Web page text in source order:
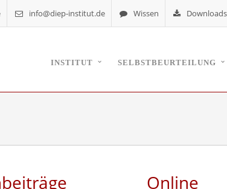
info@diep-institut.de Wissen Downloads
INSTITUT SELBSTBEURTEILUNG
Online